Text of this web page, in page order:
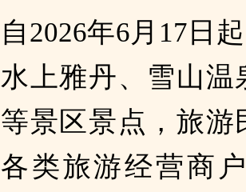
自2026年6月17日
水上雅丹、雪山温
等景区景点，旅游
各类旅游经营商